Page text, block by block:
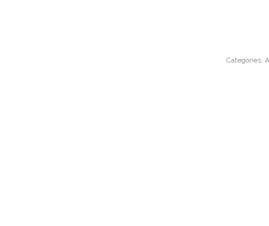
Categories: